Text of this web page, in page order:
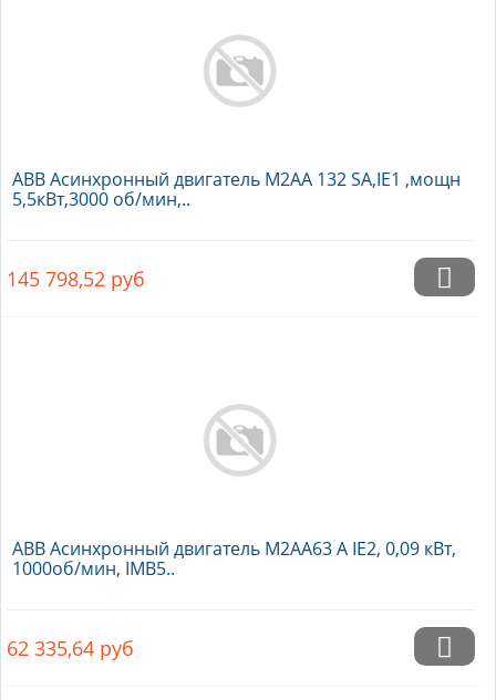
ABB Асинхронный двигатель M2AA 132 SA,IE1 ,мощн
5,5кВт,3000 об/мин,..
145 798,52 руб
ABB Асинхронный двигатель M2AA63 A IE2, 0,09 кВт,
1000об/мин, IMB5..
62 335,64 руб